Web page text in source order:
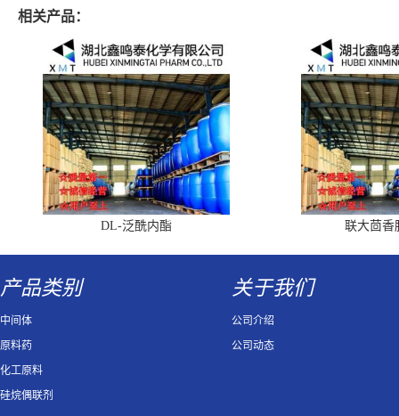
相关产品：
DL-泛酰内酯 联大茴香
产品类别
中间体
原料药
化工原料
硅烷偶联剂
关于我们
公司介绍
公司动态